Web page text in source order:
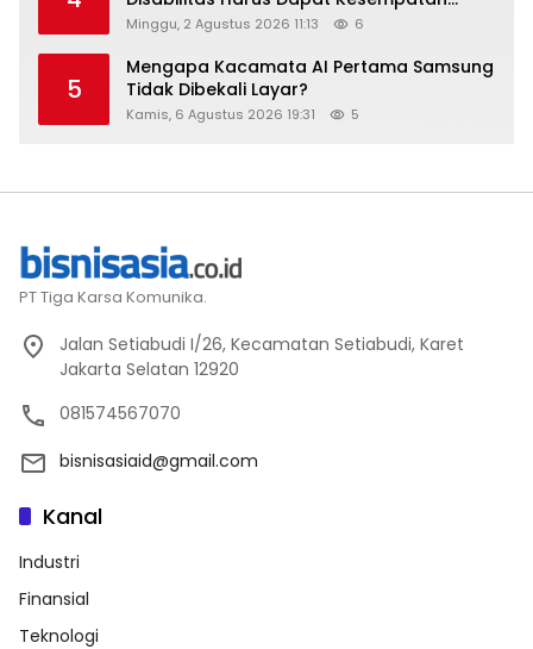
Setara
Minggu, 2 Agustus 2026 11:13 6
5
Mengapa Kacamata AI Pertama Samsung
Tidak Dibekali Layar?
Kamis, 6 Agustus 2026 19:31 5
PT Tiga Karsa Komunika.
Jalan Setiabudi I/26, Kecamatan Setiabudi, Karet
Jakarta Selatan 12920
081574567070
bisnisasiaid@gmail.com
Kanal
Industri
Finansial
Teknologi